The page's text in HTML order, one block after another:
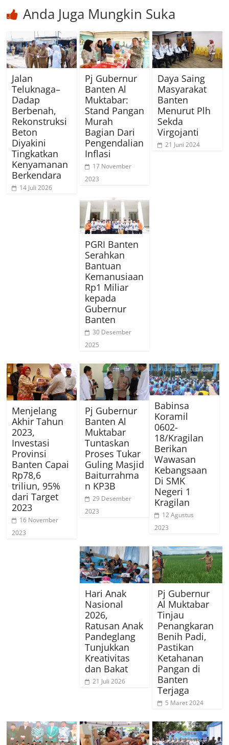
Anda Juga Mungkin Suka
Jalan
Teluknaga–
Dadap
Berbenah,
Rekonstruksi
Beton
Diyakini
Tingkatkan
Kenyamanan
Berkendara
14 Juli 2026
Pj Gubernur
Banten Al
Muktabar:
Stand Pangan
Murah
Bagian Dari
Pengendalian
Inflasi
17 November
2023
Daya Saing
Masyarakat
Banten
Menurut Plh
Sekda
Virgojanti
21 Juni 2024
PGRI Banten
Serahkan
Bantuan
Kemanusiaan
Rp1 Miliar
kepada
Gubernur
Banten
30 Desember
2025
Menjelang
Akhir Tahun
2023,
Investasi
Provinsi
Banten Capai
Rp78,6
triliun, 95%
dari Target
2023
16 November
2023
Pj Gubernur
Banten Al
Muktabar
Tuntaskan
Proses Tukar
Guling Masjid
Baiturrahma
n KP3B
29 Desember
2023
Babinsa
Koramil
0602-
18/Kragilan
Berikan
Wawasan
Kebangsaan
Di SMK
Negeri 1
Kragilan
12 Agustus
2023
Hari Anak
Nasional
2026,
Ratusan Anak
Pandeglang
Tunjukkan
Kreativitas
dan Bakat
21 Juli 2026
Pj Gubernur
Al Muktabar
Tinjau
Penangkaran
Benih Padi,
Pastikan
Ketahanan
Pangan di
Banten
Terjaga
5 Maret 2024